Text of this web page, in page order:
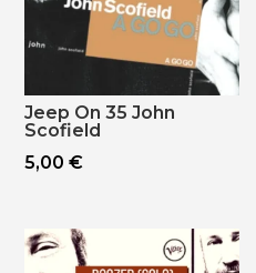
Jeep On 35 John
Scofield
5,00€